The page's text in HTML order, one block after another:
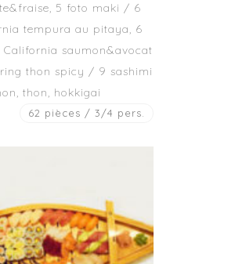
5 foto maki / 6
tempura au pitaya, 6
saumon&avocat
thon spicy / 9 sashimi
thon, hokkigai
62 pièces / 3/4 pers.